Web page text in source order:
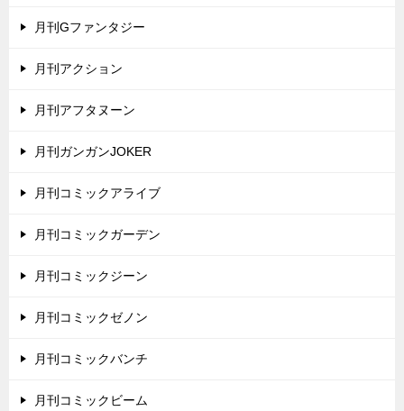
月刊Gファンタジー
月刊アクション
月刊アフタヌーン
月刊ガンガンJOKER
月刊コミックアライブ
月刊コミックガーデン
月刊コミックジーン
月刊コミックゼノン
月刊コミックバンチ
月刊コミックビーム